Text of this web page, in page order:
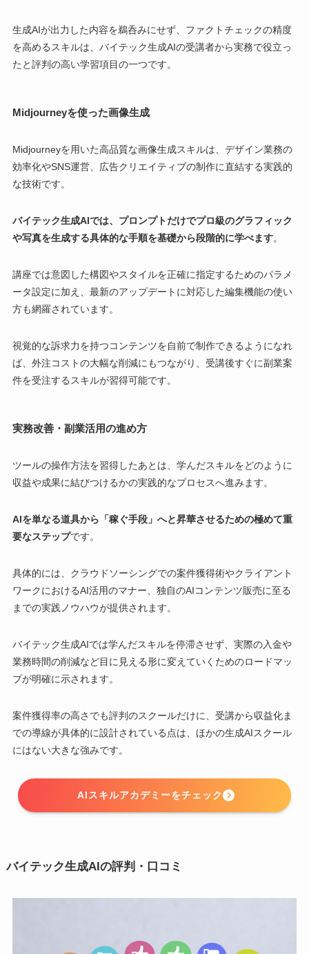
生成AIが出力した内容を鵜呑みにせず、ファクトチェックの精度
を高めるスキルは、バイテック生成AIの受講者から実務で役立っ
たと評判の高い学習項目の一つです。
Midjourneyを使った画像生成
Midjourneyを用いた高品質な画像生成スキルは、デザイン業務の
効率化やSNS運営、広告クリエイティブの制作に直結する実践的
な技術です。
バイテック生成AIでは、プロンプトだけでプロ級のグラフィック
や写真を生成する具体的な手順を基礎から段階的に学べます。
講座では意図した構図やスタイルを正確に指定するためのパラメ
ータ設定に加え、最新のアップデートに対応した編集機能の使い
方も網羅されています。
視覚的な訴求力を持つコンテンツを自前で制作できるようになれ
ば、外注コストの大幅な削減にもつながり、受講後すぐに副業案
件を受注するスキルが習得可能です。
実務改善・副業活用の進め方
ツールの操作方法を習得したあとは、学んだスキルをどのように
収益や成果に結びつけるかの実践的なプロセスへ進みます。
AIを単なる道具から「稼ぐ手段」へと昇華させるための極めて重
要なステップです。
具体的には、クラウドソーシングでの案件獲得術やクライアント
ワークにおけるAI活用のマナー、独自のAIコンテンツ販売に至る
までの実践ノウハウが提供されます。
バイテック生成AIでは学んだスキルを停滞させず、実際の入金や
業務時間の削減など目に見える形に変えていくためのロードマッ
プが明確に示されます。
案件獲得率の高さでも評判のスクールだけに、受講から収益化ま
での導線が具体的に設計されている点は、ほかの生成AIスクール
にはない大きな強みです。
AIスキルアカデミーをチェック
バイテック生成AIの評判・口コミ